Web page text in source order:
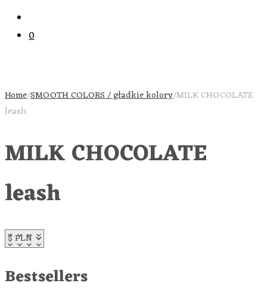
0
Home/SMOOTH COLORS / gładkie kolory/MILK CHOCOLATE
leash
MILK CHOCOLATE
leash
Bestsellers